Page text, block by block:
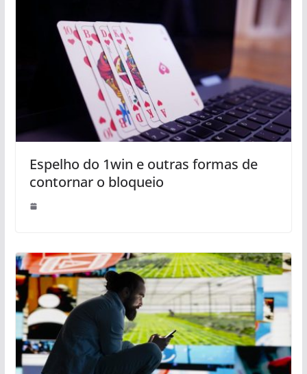
Espelho do 1win e outras formas de
contornar o bloqueio